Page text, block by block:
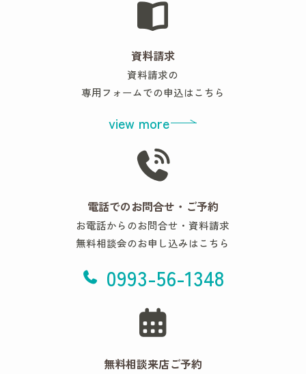
資料請求
資料請求の
専用フォームでの申込はこちら
view more
電話でのお問合せ・ご予約
お電話からのお問合せ・資料請求
無料相談会のお申し込みはこちら
0993-56-1348
無料相談来店ご予約